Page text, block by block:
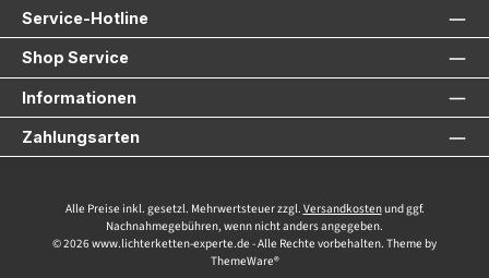
Service-Hotline
Shop Service
Informationen
Zahlungsarten
Alle Preise inkl. gesetzl. Mehrwertsteuer zzgl. Versandkostenund ggf.
Nachnahmegebühren, wenn nicht anders angegeben.
© 2026 www.lichterketten-experte.de - Alle Rechte vorbehalten. Theme by
ThemeWare®